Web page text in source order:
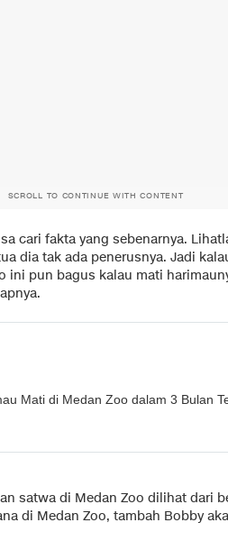
SCROLL TO CONTINUE WITH CONTENT
cari fakta yang sebenarnya.
dia tak ada penerusnya. Jadi
ini pun bagus kalau mati
Mati di Medan Zoo dalam 3 Bulan
satwa di Medan Zoo dilihat dari
di Medan Zoo, tambah Bobby